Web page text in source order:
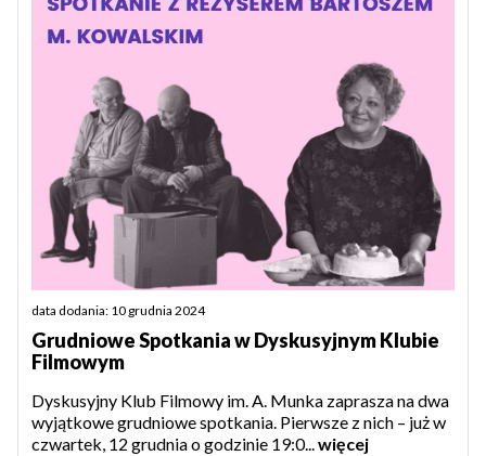
data dodania: 10 grudnia 2024
Grudniowe Spotkania w Dyskusyjnym Klubie
Filmowym
Dyskusyjny Klub Filmowy im. A. Munka zaprasza na dwa
wyjątkowe grudniowe spotkania. Pierwsze z nich – już w
czwartek, 12 grudnia o godzinie 19:0...więcej